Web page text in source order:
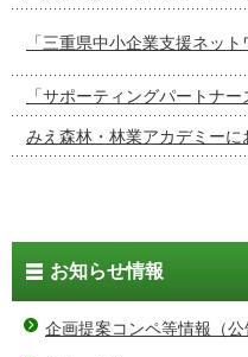
「三重県中小企業支援ネッ
「サポーティングパートナ
みえ森林・林業アカデミーに
お知らせ情報
企画提案コンペ等情報（公